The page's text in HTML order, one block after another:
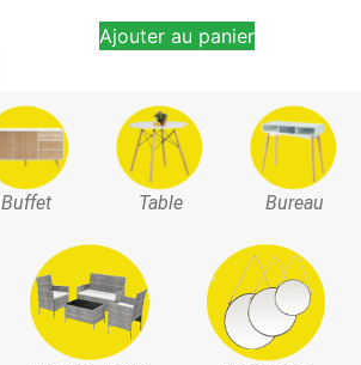
Ajouter au panier
Buffet Table Bureau